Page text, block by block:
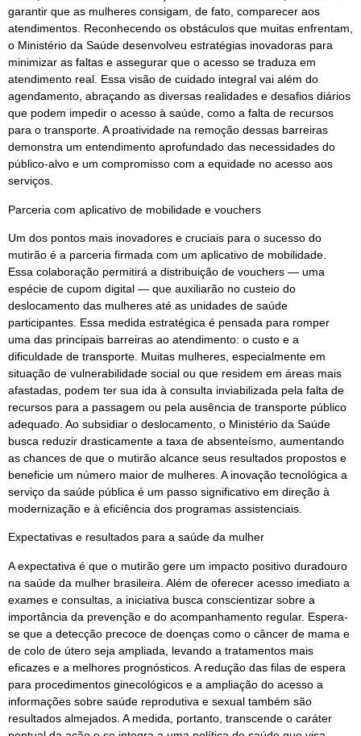
garantir que as mulheres consigam, de fato, comparecer aos
atendimentos. Reconhecendo os obstáculos que muitas enfrentam,
o Ministério da Saúde desenvolveu estratégias inovadoras para
minimizar as faltas e assegurar que o acesso se traduza em
atendimento real. Essa visão de cuidado integral vai além do
agendamento, abraçando as diversas realidades e desafios diários
que podem impedir o acesso à saúde, como a falta de recursos
para o transporte. A proatividade na remoção dessas barreiras
demonstra um entendimento aprofundado das necessidades do
público-alvo e um compromisso com a equidade no acesso aos
serviços.
Parceria com aplicativo de mobilidade e vouchers
Um dos pontos mais inovadores e cruciais para o sucesso do
mutirão é a parceria firmada com um aplicativo de mobilidade.
Essa colaboração permitirá a distribuição de vouchers — uma
espécie de cupom digital — que auxiliarão no custeio do
deslocamento das mulheres até as unidades de saúde
participantes. Essa medida estratégica é pensada para romper
uma das principais barreiras ao atendimento: o custo e a
dificuldade de transporte. Muitas mulheres, especialmente em
situação de vulnerabilidade social ou que residem em áreas mais
afastadas, podem ter sua ida à consulta inviabilizada pela falta de
recursos para a passagem ou pela ausência de transporte público
adequado. Ao subsidiar o deslocamento, o Ministério da Saúde
busca reduzir drasticamente a taxa de absenteísmo, aumentando
as chances de que o mutirão alcance seus resultados propostos e
beneficie um número maior de mulheres. A inovação tecnológica a
serviço da saúde pública é um passo significativo em direção à
modernização e à eficiência dos programas assistenciais.
Expectativas e resultados para a saúde da mulher
A expectativa é que o mutirão gere um impacto positivo duradouro
na saúde da mulher brasileira. Além de oferecer acesso imediato a
exames e consultas, a iniciativa busca conscientizar sobre a
importância da prevenção e do acompanhamento regular. Espera-
se que a detecção precoce de doenças como o câncer de mama e
de colo de útero seja ampliada, levando a tratamentos mais
eficazes e a melhores prognósticos. A redução das filas de espera
para procedimentos ginecológicos e a ampliação do acesso a
informações sobre saúde reprodutiva e sexual também são
resultados almejados. A medida, portanto, transcende o caráter